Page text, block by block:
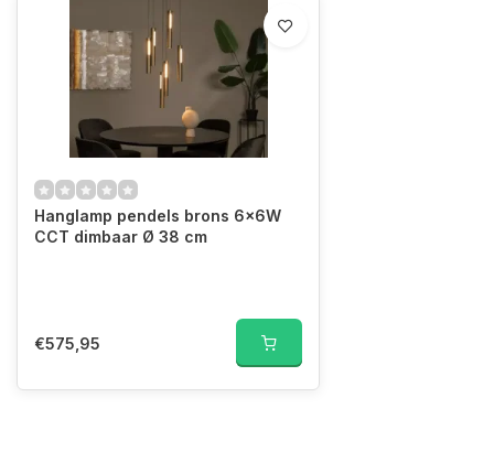
Hanglamp pendels brons 6x6W
CCT dimbaar Ø 38 cm
€575,95